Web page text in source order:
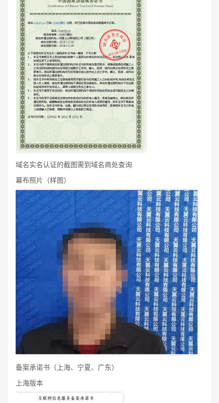
域名实名认证的截图需到域名商处查询
幕布照片（样图）
备案承诺书（上海、宁夏、广东）
上海版本